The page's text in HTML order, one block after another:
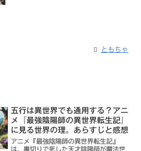
ともちゃ
五行は異世界でも通用する？アニ
メ『最強陰陽師の異世界転生記』
に見る世界の理。あらすじと感想
アニメ『最強陰陽師の異世界転生記』
は、裏切りで死した天才陰陽師が魔法世